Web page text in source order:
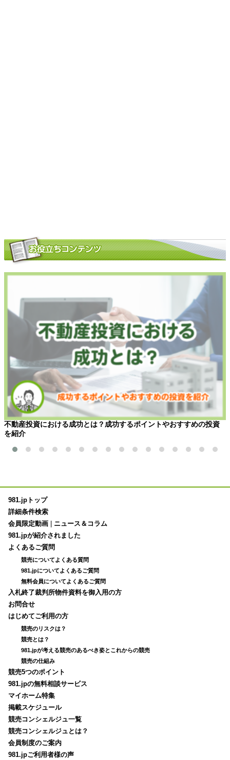
不動産投資における成功とは？成功するポイントやおすすめの投資
を紹介
981.jpトップ
詳細条件検索
会員限定動画
ニュース＆コラム
981.jpが紹介されました
よくあるご質問
競売についてよくある質問
981.jpについてよくあるご質問
無料会員についてよくあるご質問
入札終了裁判所物件資料を御入用の方
お問合せ
はじめてご利用の方
競売のリスクは？
競売とは？
981.jpが考える競売のあるべき姿とこれからの競売
競売の仕組み
競売5つのポイント
981.jpの無料相談サービス
マイホーム特集
掲載スケジュール
競売コンシェルジュ一覧
競売コンシェルジュとは？
会員制度のご案内
981.jpご利用者様の声